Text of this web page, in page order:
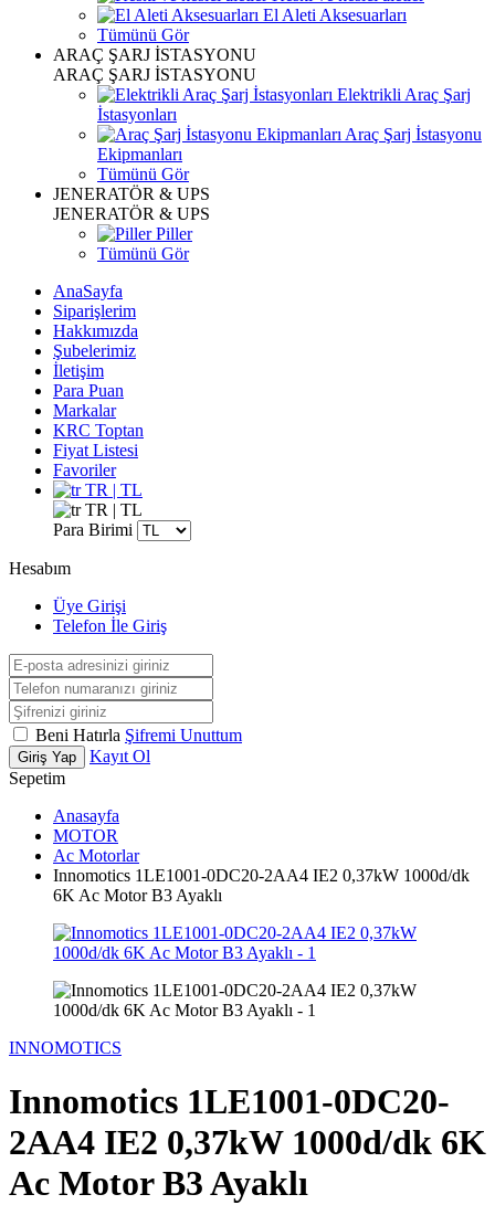
El Aleti Aksesuarları
Tümünü Gör
ARAÇ ŞARJ İSTASYONU
ARAÇ ŞARJ İSTASYONU
Elektrikli Araç Şarj
İstasyonları
Araç Şarj İstasyonu
Ekipmanları
Tümünü Gör
JENERATÖR & UPS
JENERATÖR & UPS
Piller
Tümünü Gör
AnaSayfa
Siparişlerim
Hakkımızda
Şubelerimiz
İletişim
Para Puan
Markalar
KRC Toptan
Fiyat Listesi
Favoriler
TR | TL
TR | TL
Para Birimi
Hesabım
Üye Girişi
Telefon İle Giriş
Beni Hatırla Şifremi Unuttum
Giriş Yap
Kayıt Ol
Sepetim
Anasayfa
MOTOR
Ac Motorlar
Innomotics 1LE1001-0DC20-2AA4 IE2 0,37kW 1000d/dk
6K Ac Motor B3 Ayaklı
INNOMOTICS
Innomotics 1LE1001-0DC20-
2AA4 IE2 0,37kW 1000d/dk 6K
Ac Motor B3 Ayaklı